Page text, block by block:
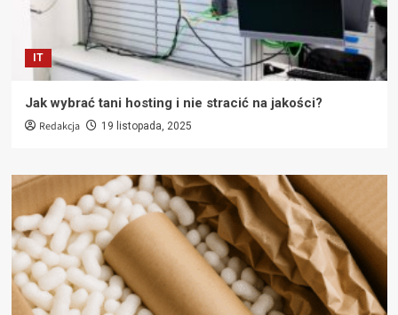
IT
Jak wybrać tani hosting i nie stracić na jakości?
Redakcja 19 listopada, 2025